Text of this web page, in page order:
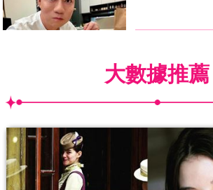
大數據推薦